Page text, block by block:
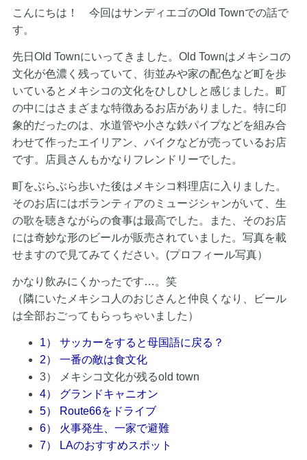
こんにちは！ 今回はサンディエゴのOld Townでの話で
す。
先日Old Townにいってきました。Old Townはメキシコの
文化が色濃く残っていて、街並みや家の配色など町を歩
いているとメキシコの文化をひしひしと感じました。町
の中にはさまざまな特徴あるお店がありました。特に印
象的だったのは、水道管や小さな鉄パイプなどを組み合
わせて作ったエイリアン、バイクなどが売っているお店
です。店員さんもかなりフレンドリーでした。
町をぶらぶら歩いた後はメキシコ料理店に入りました。
そのお店にはボランティアのミュージシャンがいて、生
の歌を聴きながらの食事は最高でした。また、そのお店
には奇妙な形のビールが販売されていました。写真を載
せますので見てみてください。(プロフィール写真）
かなり飲みにくかったです…。笑
（隣にいたメキシコ人のおじさんと仲良くなり、ビール
は全部おごってもらっちゃいました）
1） サッカーをすると母国語に戻る？
2） 一番の敵は食文化
3） メキシコ文化が残るold town
4） グランドキャニオン
5） Route66をドライブ
6） 火事発生、一家で避難
7） LAのおすすめスポット